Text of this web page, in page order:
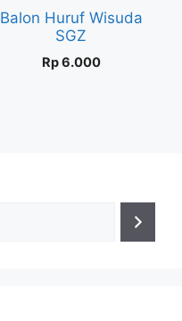
Balon Huruf Wisuda
SGZ
Rp6.000